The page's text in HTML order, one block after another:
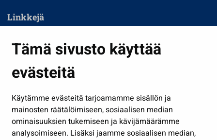
Tämä sivusto käyttää
evästeitä
Käytämme evästeitä tarjoamamme sisällön ja
mainosten räätälöimiseen, sosiaalisen median
ominaisuuksien tukemiseen ja kävijämäärämme
analysoimiseen. Lisäksi jaamme sosiaalisen median,
Linkkejä
Kasvatus ja opetus
Kulttuuri ja liikunta
Työ ja yrittäminen
Osallistu ja asioi
Näytä omat evästeasetukseni